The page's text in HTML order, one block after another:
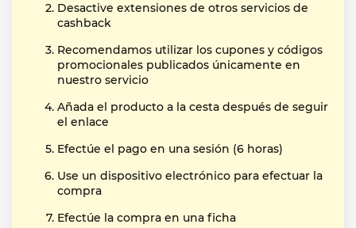
Desactive extensiones de otros servicios de
cashback
Recomendamos utilizar los cupones y códigos
promocionales publicados únicamente en
nuestro servicio
Añada el producto a la cesta después de seguir
el enlace
Efectúe el pago en una sesión (6 horas)
Use un dispositivo electrónico para efectuar la
compra
Efectúe la compra en una ficha